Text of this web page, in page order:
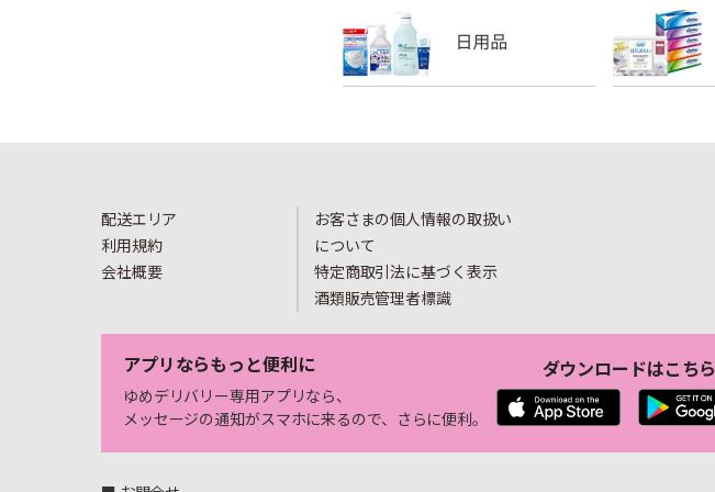
配送エリア
利用規約
会社概要
お客さまの個人情報の取扱い
について
特定商取引法に基づく表示
酒類販売管理者標識
アプリならもっと便利に
ゆめデリバリー専用アプリなら、
メッセージの通知がスマホに来るので、さらに便利。
ダウンロードはこちら